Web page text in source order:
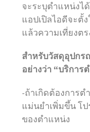
จะระบุตำแหน่งไ
แอปเปิลไอดีจะตั้
แล้วความเที่ยงต
สำหรับวัสดุอุปกร
อย่างว่า “บริการ
-ถ้าเกิดต้องการ
แม่นยำเพิ่มขึ้น โ
ของตำแหน่ง